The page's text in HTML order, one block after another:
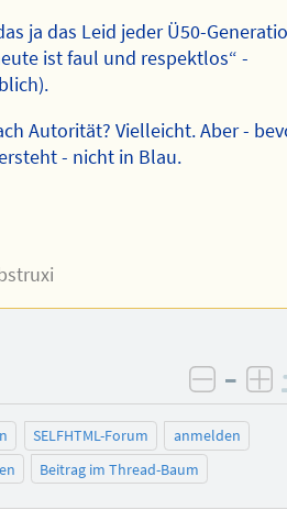
ja das Leid jeder Ü50-
ist faul und respektlos“ -
Autorität? Vielleicht. Aber -
- nicht in Blau.
–
SELFHTML-Forum
anmelden
Beitrag im Thread-Baum